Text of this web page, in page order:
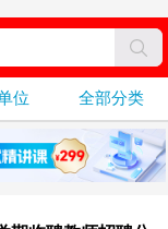
位 全部分类